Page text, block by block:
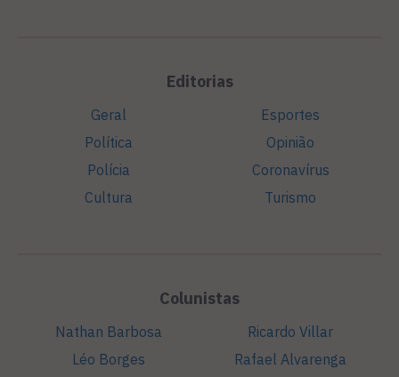
Editorias
Geral
Política
Polícia
Cultura
Esportes
Opinião
Coronavírus
Turismo
Colunistas
Nathan Barbosa
Léo Borges
Ricardo Villar
Rafael Alvarenga